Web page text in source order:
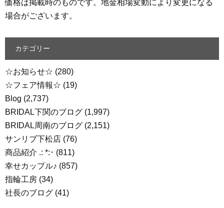
価格は掲載時のものです。地金相場変動により変更になる
場合がございます。
カテゴリー
☆お知らせ☆ (280)
☆フェア情報☆ (19)
Blog (2,737)
BRIDAL下関のブログ (1,997)
BRIDAL周南のブログ (2,151)
サンリブ下松店 (76)
商品紹介 .: *:･ (811)
幸せカップル♪ (857)
指輪工房 (34)
社長のブログ (41)